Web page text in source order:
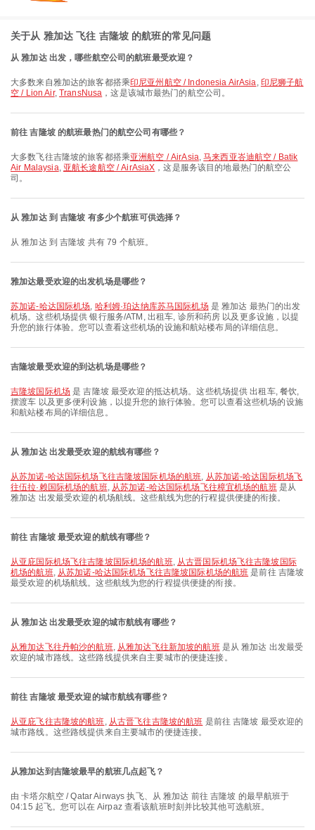
关于从 雅加达 飞往 吉隆坡 的航班的常见问题
从 雅加达 出发，哪些航空公司的航班最受欢迎？
大多数来自雅加达的旅客都搭乘印尼亚州航空 / Indonesia AirAsia, 印尼狮子航
空 / Lion Air, TransNusa ，这是该城市最热门的航空公司。
前往 吉隆坡 的航班最热门的航空公司有哪些？
大多数飞往吉隆坡的旅客都搭乘亚洲航空 / AirAsia,马来西亚峇迪航空 / Batik
Air Malaysia, 亚航长途航空 / AirAsiaX ，这是服务该目的地最热门的航空公
司。
从 雅加达 到 吉隆坡 有多少个航班可供选择？
从 雅加达 到 吉隆坡 共有 79 个航班。
雅加达最受欢迎的出发机场是哪些？
苏加诺-哈达国际机场, 哈利姆·珀达纳库苏马国际机场是 雅加达 最热门的出发
机场。这些机场提供 银行服务/ATM, 出租车, 诊所和药房 以及更多设施，以提
升您的旅行体验。您可以查看这些机场的设施和航站楼布局的详细信息。
吉隆坡最受欢迎的到达机场是哪些？
吉隆坡国际机场是 吉隆坡 最受欢迎的抵达机场。这些机场提供 出租车, 餐饮,
摆渡车 以及更多便利设施，以提升您的旅行体验。您可以查看这些机场的设施
和航站楼布局的详细信息。
从 雅加达 出发最受欢迎的航线有哪些？
从苏加诺-哈达国际机场飞往吉隆坡国际机场的航班, 从苏加诺-哈达国际机场飞
往伍拉·赖国际机场的航班, 从苏加诺-哈达国际机场飞往樟宜机场的航班是从
雅加达 出发最受欢迎的机场航线。这些航线为您的行程提供便捷的衔接。
前往 吉隆坡 最受欢迎的航线有哪些？
从亚庇国际机场飞往吉隆坡国际机场的航班, 从古晋国际机场飞往吉隆坡国际
机场的航班, 从苏加诺-哈达国际机场飞往吉隆坡国际机场的航班 是前往 吉隆坡
最受欢迎的机场航线。这些航线为您的行程提供便捷的衔接。
从 雅加达 出发最受欢迎的城市航线有哪些？
从雅加达飞往丹帕沙的航班, 从雅加达飞往新加坡的航班是从 雅加达 出发最受
欢迎的城市路线。这些路线提供来自主要城市的便捷连接。
前往 吉隆坡 最受欢迎的城市航线有哪些？
从亚庇飞往吉隆坡的航班, 从古晋飞往吉隆坡的航班 是前往 吉隆坡 最受欢迎的
城市路线。这些路线提供来自主要城市的便捷连接。
从雅加达到吉隆坡最早的航班几点起飞？
由 卡塔尔航空 / Qatar Airways 执飞、从 雅加达 前往 吉隆坡 的最早航班于
04:15 起飞。您可以在 Airpaz 查看该航班时刻并比较其他可选航班。